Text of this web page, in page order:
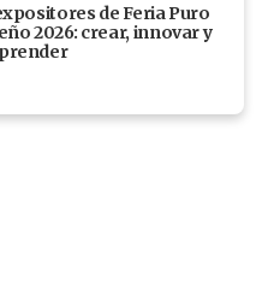
de Feria Puro
2026: crear, innovar y